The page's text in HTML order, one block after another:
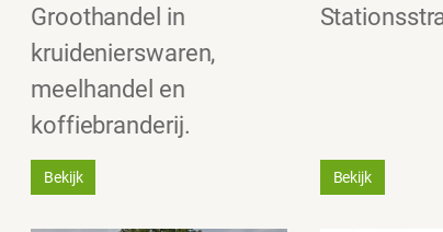
Groothandel in
kruidenierswaren,
meelhandel en
koffiebranderij.
Bekijk Bekijk